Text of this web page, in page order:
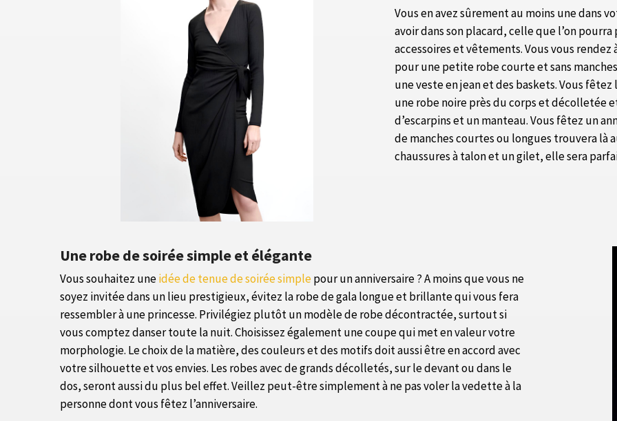
Vous en avez sûrement au moins une dans
avoir dans son placard, celle que l’on
accessoires et vêtements. Vous vous
pour une petite robe courte et sans
une veste en jean et des baskets. Vous
une robe noire près du corps et décolletée
d’escarpins et un manteau. Vous fêtez un
de manches courtes ou longues trouvera là
chaussures à talon et un gilet, elle sera
Une robe de soirée simple et élégante
Vous souhaitez uneidée de tenue de soirée simplepour un anniversaire ? A moins que vous ne
soyez invitée dans un lieu prestigieux, évitez la robe de gala longue et brillante qui vous fera
ressembler à une princesse. Privilégiez plutôt un modèle de robe décontractée, surtout si
vous comptez danser toute la nuit. Choisissez également une coupe qui met en valeur votre
morphologie. Le choix de la matière, des couleurs et des motifs doit aussi être en accord avec
votre silhouette et vos envies. Les robes avec de grands décolletés, sur le devant ou dans le
dos, seront aussi du plus bel effet. Veillez peut-être simplement à ne pas voler la vedette à la
personne dont vous fêtez l’anniversaire.